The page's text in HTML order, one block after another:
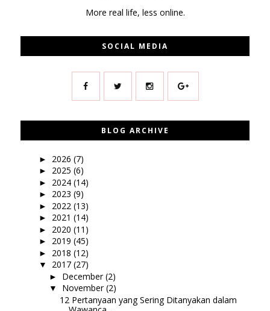
More real life, less online.
SOCIAL MEDIA
BLOG ARCHIVE
► 2026 (7)
► 2025 (6)
► 2024 (14)
► 2023 (9)
► 2022 (13)
► 2021 (14)
► 2020 (11)
► 2019 (45)
► 2018 (12)
▼ 2017 (27)
► December(2)
▼ November(2)
12 Pertanyaan yang Sering Ditanyakan dalam